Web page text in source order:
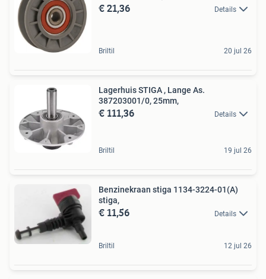
€ 21,36 Details
Briltil 20 jul 26
Lagerhuis STIGA , Lange As.
387203001/0, 25mm,
€ 111,36 Details
Briltil 19 jul 26
Benzinekraan stiga 1134-3224-01(A)
stiga,
€ 11,56 Details
Briltil 12 jul 26